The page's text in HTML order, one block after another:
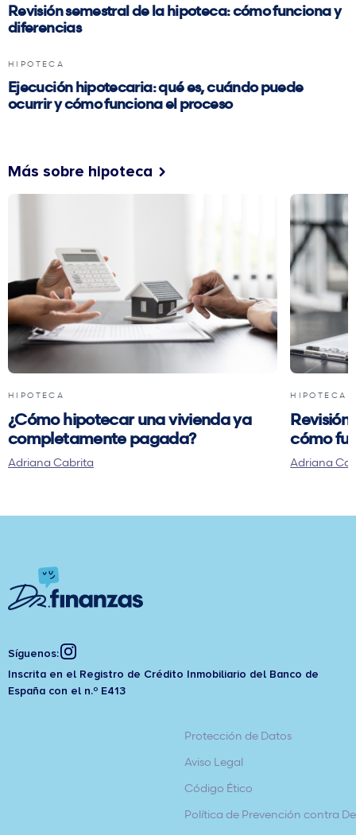
Revisión semestral de la hipoteca: cómo funciona y
diferencias
HIPOTECA
Ejecución hipotecaria: qué es, cuándo puede
ocurrir y cómo funciona el proceso
Más sobre hipoteca
HIPOTECA
¿Cómo hipotecar una vivienda ya
completamente pagada?
Adriana Cabrita
HIPOTECA
cómo
Adriana
Síguenos:
Inscrita en el Registro de Crédito Inmobiliario del Banco de
España con el n.º E413
Protección de Datos
Aviso Legal
Código Ético
Política de Prevención contra